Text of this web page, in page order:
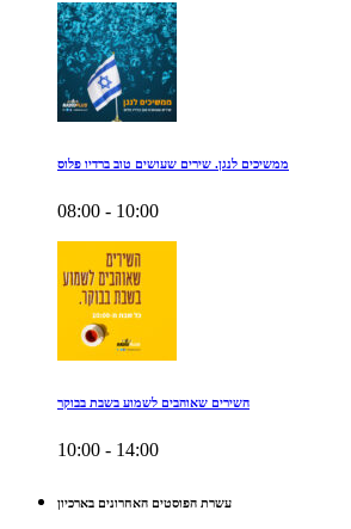
ממשיכים לנגן. שירים שעושים טוב ברדיו פלוס
08:00 - 10:00
השירים שאוהבים לשמוע בשבת בבוקר
10:00 - 14:00
עשרת הפוסטים האחרונים בארכיון